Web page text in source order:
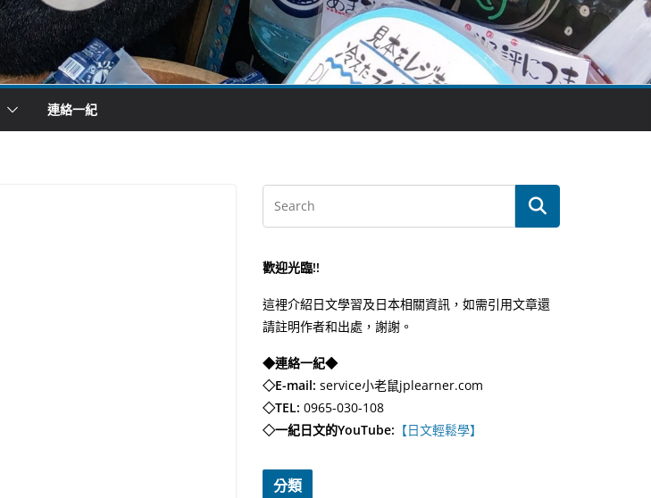
連絡一紀
歡迎光臨!!
這裡介紹日文學習及日本相關資訊，如需引用文章還
請註明作者和出處，謝謝。
◆連絡一紀◆
◇E-mail: service小老鼠jplearner.com
◇TEL: 0965-030-108
◇一紀日文的YouTube: 【日文輕鬆學】
分類